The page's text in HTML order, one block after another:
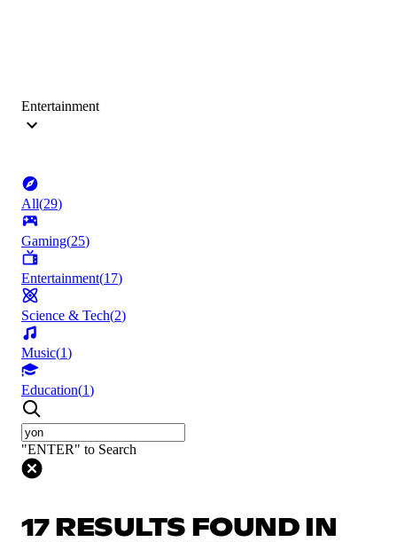
Entertainment
All(29)
Gaming(25)
Entertainment(17)
Science & Tech(2)
Music(1)
Education(1)
"ENTER" to Search
17 RESULTS FOUND IN